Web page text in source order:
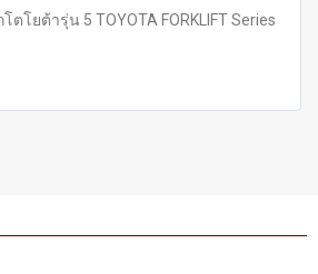
โยต้ารุ่น 5 TOYOTA FORKLIFT Series